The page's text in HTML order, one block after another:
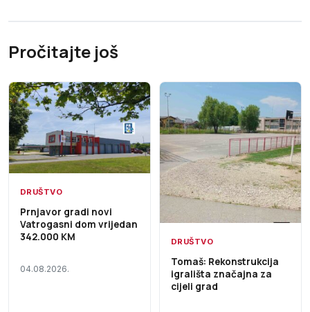
Pročitajte još
DRUŠTVO
Prnjavor gradi novi
Vatrogasni dom vrijedan
342.000 KM
04.08.2026.
DRUŠTVO
Tomaš: Rekonstrukcija
igrališta značajna za
cijeli grad